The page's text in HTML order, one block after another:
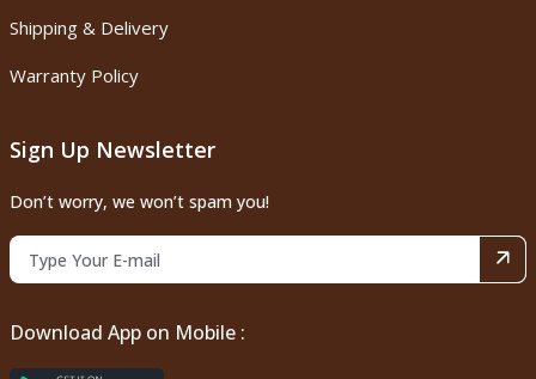
Shipping & Delivery
Warranty Policy
Sign Up Newsletter
Don’t worry, we won’t spam you!
Download App on Mobile :